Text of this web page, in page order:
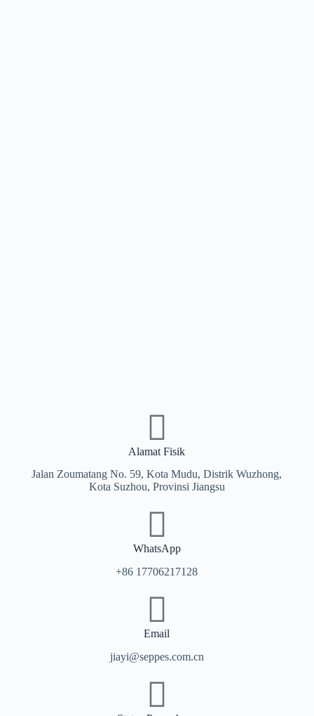
Alamat Fisik​
Jalan Zoumatang No. 59, Kota Mudu, Distrik Wuzhong,
Kota Suzhou, Provinsi Jiangsu
WhatsApp
+86 17706217128
Email
jiayi@seppes.com.cn